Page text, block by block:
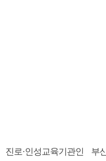
진로·인성교육기관인 부